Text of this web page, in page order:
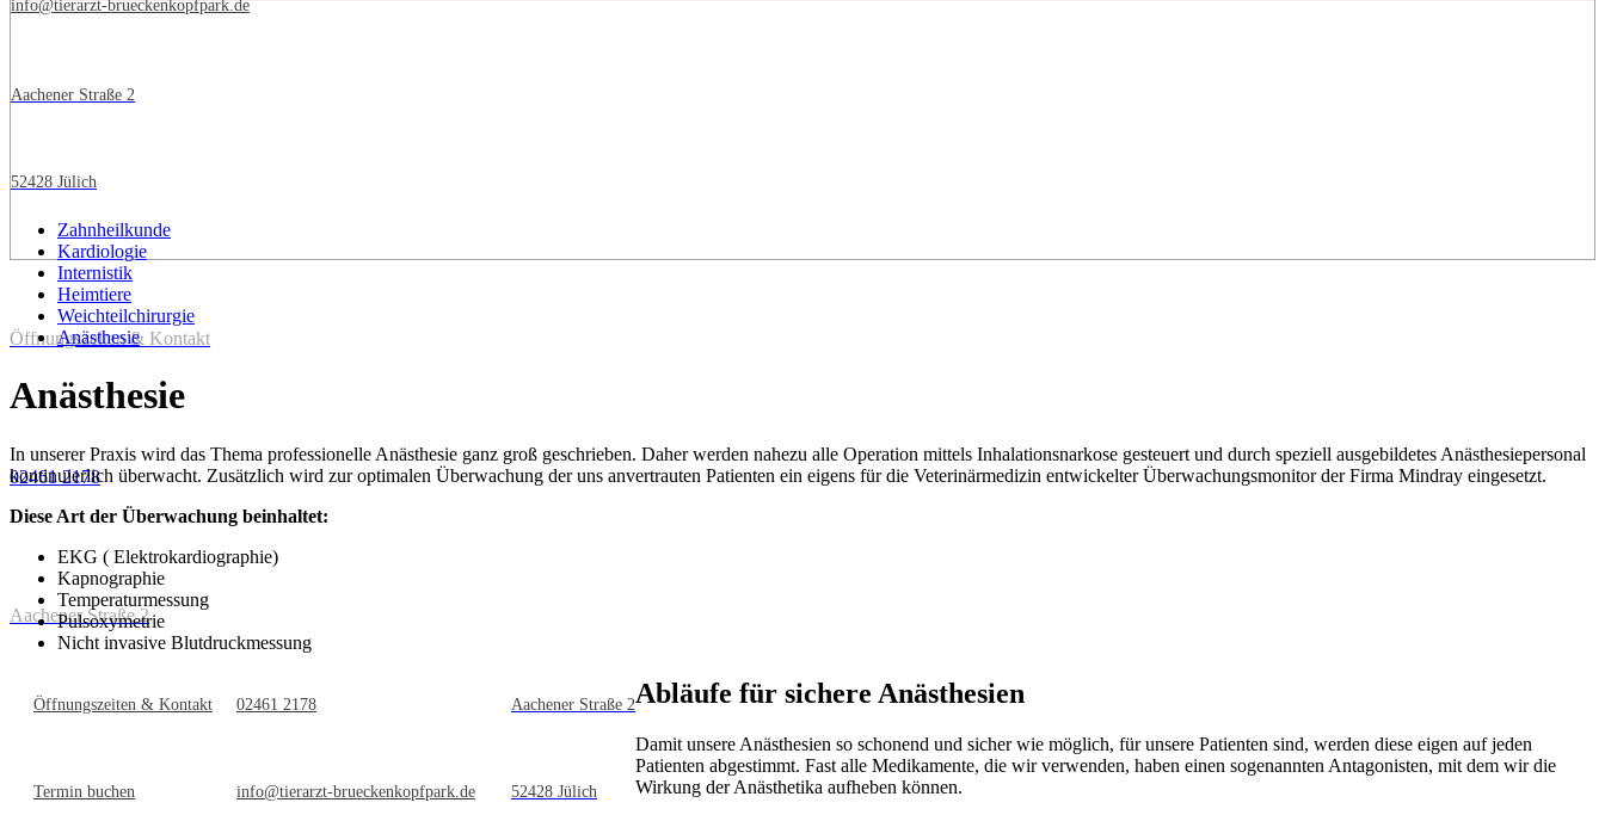
info@tierarzt-brueckenkopfpark.de
Aachener Straße 2
52428 Jülich
Öffnungszeiten & Kontakt
02461 2178
Aachener Straße 2
Öffnungszeiten & Kontakt
Termin buchen
02461 2178
info@tierarzt-brueckenkopfpark.de
Aachener Straße 2
52428 Jülich
Zahnheilkunde
Kardiologie
Internistik
Heimtiere
Weichteilchirurgie
Anästhesie
Anästhesie
In unserer Praxis wird das Thema professionelle Anästhesie ganz groß geschrieben. Daher werden nahezu alle Operation mittels Inhalationsnarkose gesteuert und durch speziell ausgebildetes Anästhesiepersonal
kontinuierlich überwacht. Zusätzlich wird zur optimalen Überwachung der uns anvertrauten Patienten ein eigens für die Veterinärmedizin entwickelter Überwachungsmonitor der Firma Mindray eingesetzt.
Diese Art der Überwachung beinhaltet:
EKG ( Elektrokardiographie)
Kapnographie
Temperaturmessung
Pulsoxymetrie
Nicht invasive Blutdruckmessung
Abläufe für sichere Anästhesien
Damit unsere Anästhesien so schonend und sicher wie möglich, für unsere Patienten sind, werden diese eigen auf jeden
Patienten abgestimmt. Fast alle Medikamente, die wir verwenden, haben einen sogenannten Antagonisten, mit dem wir die
Wirkung der Anästhetika aufheben können.